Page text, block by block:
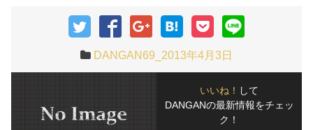
DANGAN69_2013年4月3日
いいね！ して
DANGANの最新情報をチェッ
ク！